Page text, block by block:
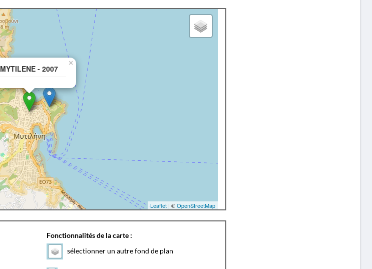
MYTILENE - 2007
×
Leaflet| ©OpenStreetMap
Fonctionnalités de la carte :
sélectionner un autre fond de plan